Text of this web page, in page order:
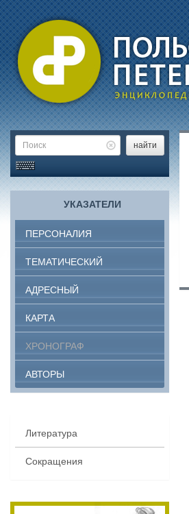
найти
УКАЗАТЕЛИ
ПЕРСОНАЛИЯ
ТЕМАТИЧЕСКИЙ
АДРЕСНЫЙ
КАРТА
ХРОНОГРАФ
АВТОРЫ
Литература
Сокращения